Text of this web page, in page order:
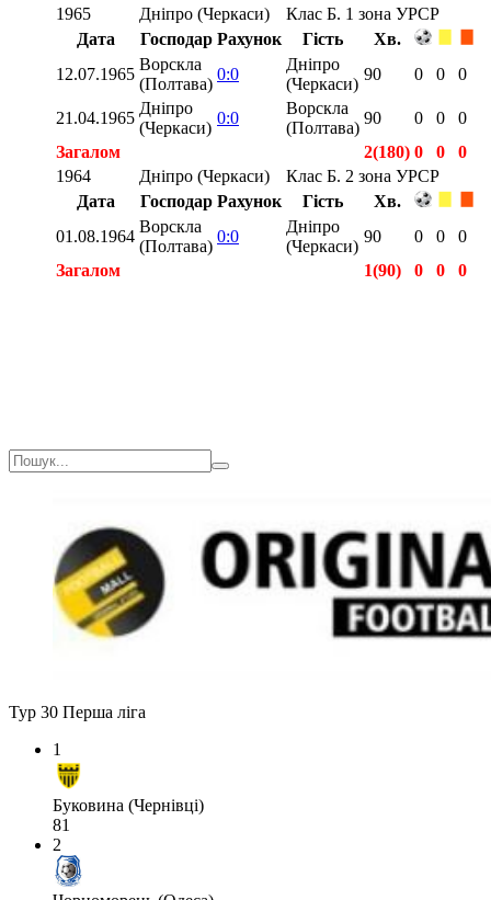
1965
Дніпро (Черкаси)
Клас Б. 1 зона УРСР
Дата
Господар Рахунок Гість
Хв.
12.07.1965
Ворскла
(Полтава)
0:0
Дніпро
(Черкаси)
90 0 0 0
21.04.1965
Дніпро
(Черкаси)
0:0
Ворскла
(Полтава)
90 0 0
0
Загалом
2(180) 0 0
0
1964
Дніпро (Черкаси)
Клас Б. 2 зона УРСР
Дата
Господар Рахунок Гість
Хв.
01.08.1964
Ворскла
(Полтава)
0:0
Дніпро
(Черкаси)
90 0 0
0
Загалом
1(90) 0 0
0
Тур 30 Перша ліга
1
Буковина (Чернівці)
81
2